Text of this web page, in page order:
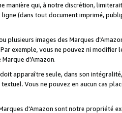
manière qui, à notre discrétion,
(dans tout document imprimé,
plusieurs images des Marques
exemple, vous ne pouvez ni
d'Amazon.
apparaître seule, dans son
Vous ne pouvez en aucun cas
d'Amazon sont notre propriété